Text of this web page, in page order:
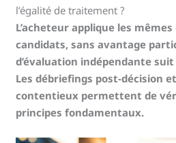
l’égalité de traitement ?
L’acheteur applique les
candidats, sans avantage
d’évaluation indépendante
Les débriefings post-décision
contentieux permettent de
principes fondamentaux.